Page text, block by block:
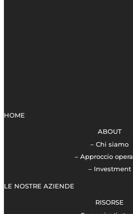
HOME
ABOUT
– Chi siamo
– Approccio
– Investment
LE NOSTRE AZIENDE
RISORSE